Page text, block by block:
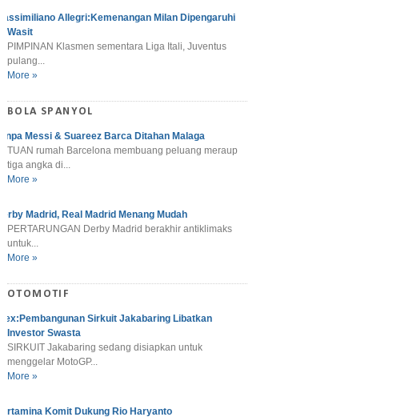
Massimiliano Allegri:Kemenangan Milan Dipengaruhi
Wasit
PIMPINAN Klasmen sementara Liga Itali, Juventus
pulang...
More »
BOLA SPANYOL
Tanpa Messi & Suareez Barca Ditahan Malaga
TUAN rumah Barcelona membuang peluang meraup
tiga angka di...
More »
Derby Madrid, Real Madrid Menang Mudah
PERTARUNGAN Derby Madrid berakhir antiklimaks
untuk...
More »
OTOMOTIF
Alex:Pembangunan Sirkuit Jakabaring Libatkan
Investor Swasta
SIRKUIT Jakabaring sedang disiapkan untuk
menggelar MotoGP...
More »
Pertamina Komit Dukung Rio Haryanto